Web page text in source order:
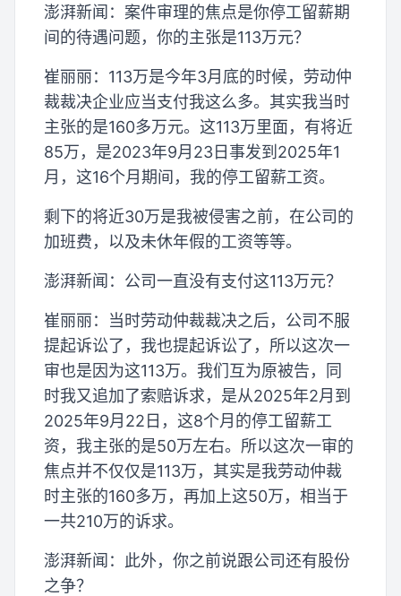
澎湃新闻：案件审理的焦点是你停工留薪期
间的待遇问题，你的主张是113万元？
崔丽丽：113万是今年3月底的时候，劳动仲
裁裁决企业应当支付我这么多。其实我当时
主张的是160多万元。这113万里面，有将近
85万，是2023年9月23日事发到2025年1
月，这16个月期间，我的停工留薪工资。
剩下的将近30万是我被侵害之前，在公司的
加班费，以及未休年假的工资等等。
澎湃新闻：公司一直没有支付这113万元？
崔丽丽：当时劳动仲裁裁决之后，公司不服
提起诉讼了，我也提起诉讼了，所以这次一
审也是因为这113万。我们互为原被告，同
时我又追加了索赔诉求，是从2025年2月到
2025年9月22日，这8个月的停工留薪工
资，我主张的是50万左右。所以这次一审的
焦点并不仅仅是113万，其实是我劳动仲裁
时主张的160多万，再加上这50万，相当于
一共210万的诉求。
澎湃新闻：此外，你之前说跟公司还有股份
之争？